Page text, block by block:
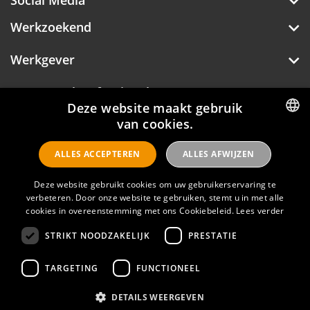
Over Hotelprofessionals
Hotelprofessionals
FAQ
Privacyverklaring
Contact
Gebruikersvoorwaarden
DUTCH
ENGLISH
Deze website maakt gebruik
van cookies.
Deze website gebruikt cookies om uw gebruikerservaring te
verbeteren. Door onze website te gebruiken, stemt u in met alle
cookies in overeenstemming met ons Cookiebeleid. Lees verder
STRIKT NOODZAKELIJK PRESTATIE
TARGETING FUNCTIONEEL
ALLES ACCEPTEREN ALLES AFWIJZEN
DETAILS WEERGEVEN